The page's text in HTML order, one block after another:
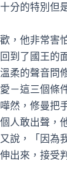
分的特別但
他非常害
到了國王的
柔的聲音問
－這三個條
然，修曼把
人敢出聲，
說，「因
出來，接受